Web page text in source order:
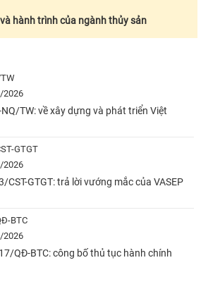
hành trình của ngành thủy sản
2026
TW: về xây dựng và phát triển Việt
GTGT
2026
CST-GTGT: trả lời vướng mắc của VASEP
BTC
2026
QĐ-BTC: công bố thủ tục hành chính